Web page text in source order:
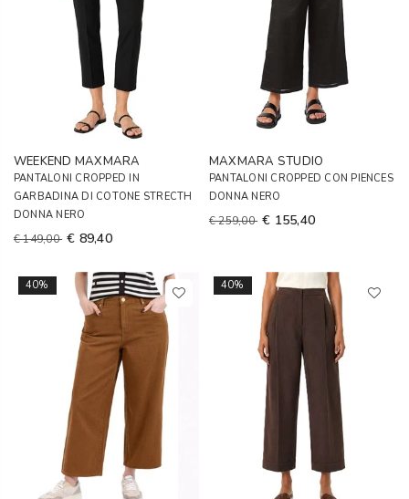
WEEKEND MAXMARA
PANTALONI CROPPED IN
GARBADINA DI COTONE STRECTH
DONNA NERO
€ 149,00 € 89,40
MAXMARA STUDIO
PANTALONI CROPPED CON PIENCES
DONNA NERO
€ 259,00 € 155,40
40% 40%